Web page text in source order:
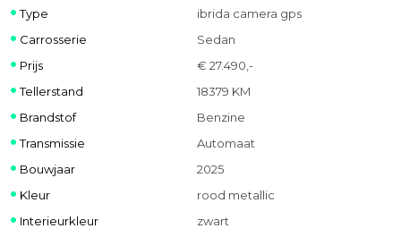
Type
ibrida camera gps
Carrosserie
Sedan
Prijs
€ 27.490,-
Tellerstand
18379 KM
Brandstof
Benzine
Transmissie
Automaat
Bouwjaar
2025
Kleur
rood metallic
Interieurkleur
zwart